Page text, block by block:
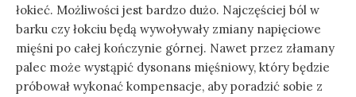
łokieć. Możliwości jest bardzo dużo. Najczęściej ból w
barku czy łokciu będą wywoływały zmiany napięciowe
mięśni po całej kończynie górnej. Nawet przez złamany
palec może wystąpić dysonans mięśniowy, który będzie
próbował wykonać kompensacje, aby poradzić sobie z